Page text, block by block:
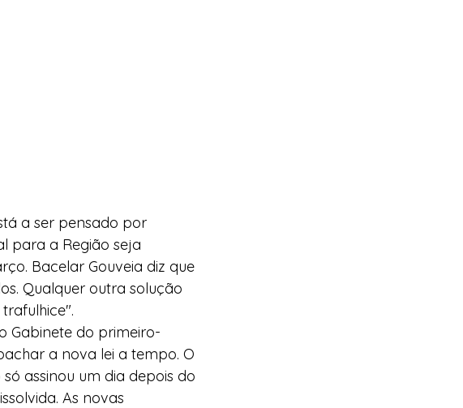
a ser pensado por
para a Região seja
Bacelar Gouveia diz que
Qualquer outra solução
Gabinete do primeiro-
a nova lei a tempo. O
assinou um dia depois do
As novas